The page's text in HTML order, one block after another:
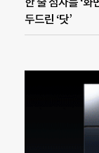
두드린 ‘닷’